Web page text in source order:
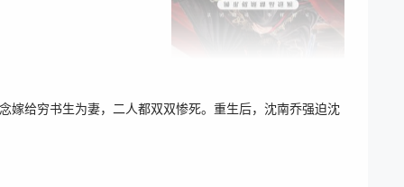
嫁给穷书生为妻，二人都双双惨死。重生后，沈南乔强迫沈